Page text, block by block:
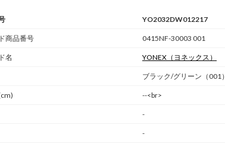
YO2032DW012217
商品番号 0415NF-30003 001
名 YONEX （ヨネックス）
ブラック/グリーン（001）
--<br>
-
-